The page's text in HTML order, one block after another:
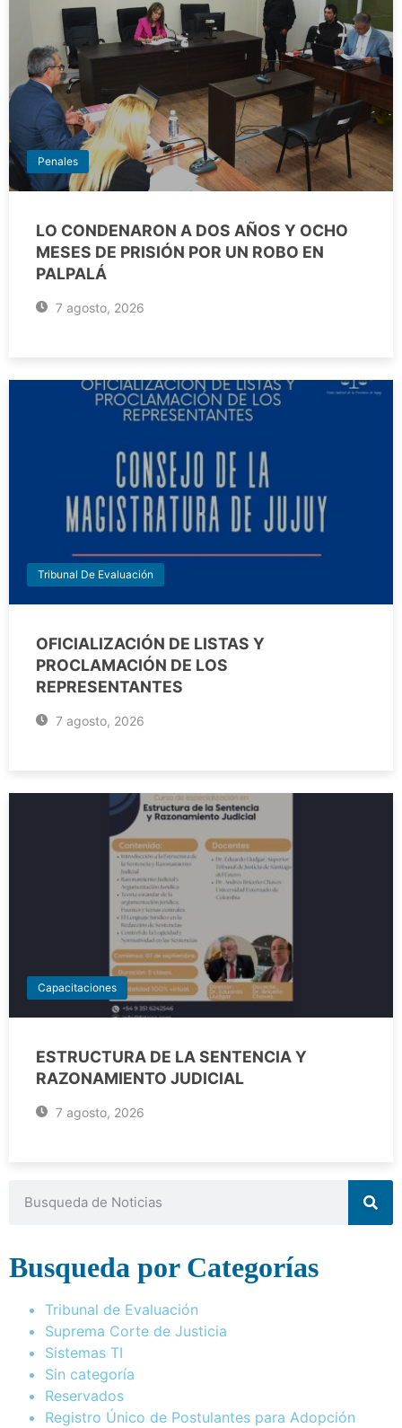
Penales
LO CONDENARON A DOS AÑOS Y OCHO
MESES DE PRISIÓN POR UN ROBO EN
PALPALÁ
7 agosto, 2026
Tribunal De Evaluación
OFICIALIZACIÓN DE LISTAS Y
PROCLAMACIÓN DE LOS
REPRESENTANTES
7 agosto, 2026
Capacitaciones
ESTRUCTURA DE LA SENTENCIA Y
RAZONAMIENTO JUDICIAL
7 agosto, 2026
Busqueda por Categorías
Tribunal de Evaluación
Suprema Corte de Justicia
Sistemas TI
Sin categoría
Reservados
Registro Único de Postulantes para Adopción